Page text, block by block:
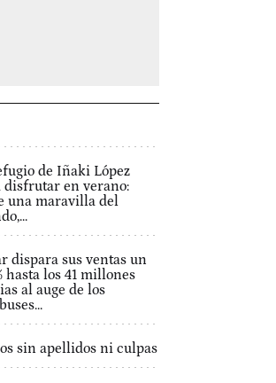
de Iñaki López
disfrutar en verano:
una maravilla del
dispara sus ventas un
hasta los 41 millones
al auge de los
sin apellidos ni culpas